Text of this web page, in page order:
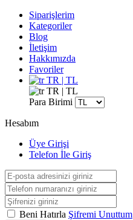
Siparişlerim
Kategoriler
Blog
İletişim
Hakkımızda
Favoriler
TR | TL
TR | TL
Para Birimi
Hesabım
Üye Girişi
Telefon İle Giriş
Beni Hatırla Şifremi Unuttum